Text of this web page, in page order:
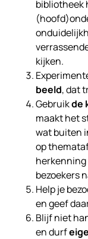
bibliotheek
kijken.
beeld, dat
Gebruikde
maakt het
wat buiten
op
bezoekers
Help je
en geef
Blijf niet
en durf